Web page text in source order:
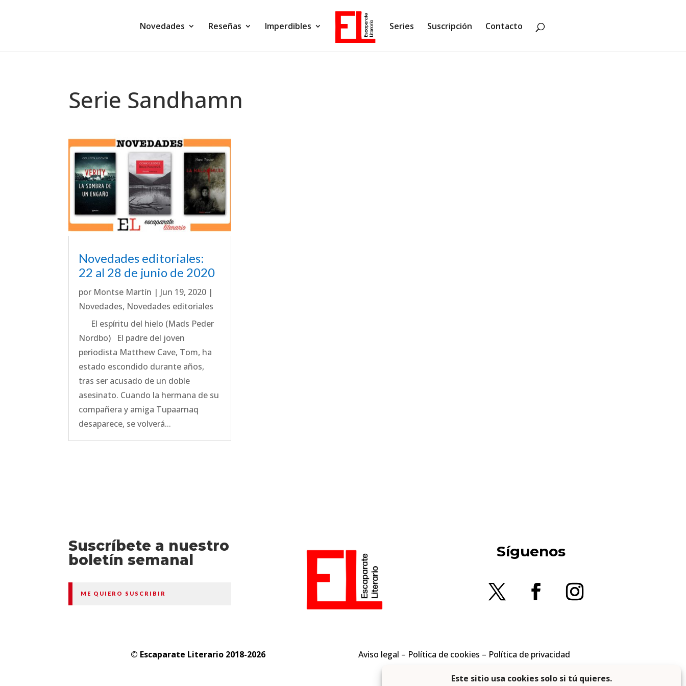
Novedades Reseñas Imperdibles Series Suscripción Contacto
Serie Sandhamn
Novedades editoriales:
22 al 28 de junio de 2020
por Montse Martín | Jun 19, 2020 |
Novedades, Novedades editoriales
El espíritu del hielo (Mads Peder
Nordbo) El padre del joven
periodista Matthew Cave, Tom, ha
estado escondido durante años,
tras ser acusado de un doble
asesinato. Cuando la hermana de su
compañera y amiga Tupaarnaq
desaparece, se volverá...
Suscríbete a nuestro
boletín semanal
ME QUIERO SUSCRIBIR
Síguenos
© Escaparate Literario 2018-2026 Aviso legal – Política de cookies – Política de privacidad